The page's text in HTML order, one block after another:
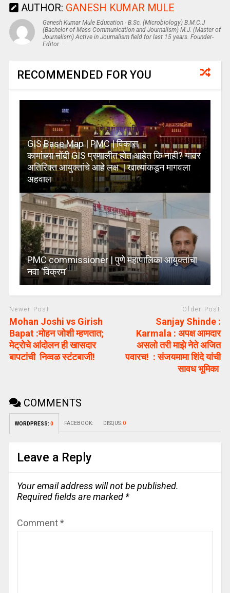
AUTHOR: GANESH KUMAR MULE
Ganesh Kumar Mule Education - B.Sc. (Microbiology) B.M.C.J
(Bachelor of Mass Communication and Journalism) M.J. (Master of
Journalism) Active in Journalism field for last 15 years. Founder-
Editor...
RECOMMENDED FOR YOU
GIS Base Map | PMC | विकास
कामांच्या नोंदी GIS प्रणालीत होत आहेत कि नाही? यावर
अतिरिक्त आयुक्तांचे आहे लक्ष | खात्यांकडून मागवला
अहवाल
PMC commissioner | पुणे महापालिका आयुक्तांचा
नवा ‘विक्रम’
Newer Post
Mohan Joshi vs Girish
Bapat :मोहन जोशी म्हणतात;
मेट्रोचे आंदोलन ही खासदार
बापटांची निव्वळ स्टंटबाजी!
Older Post
Sanjay Shinde :
Karmala : अपक्ष आमदार
असलो तरी माझे नेते अजित
पवारच! : संजयमामा शिंदे यांची
सावध भूमिका
COMMENTS
WORDPRESS: 0 FACEBOOK: DISQUS: 0
Leave a Reply
Your email address will not be published.
Required fields are marked *
Comment*